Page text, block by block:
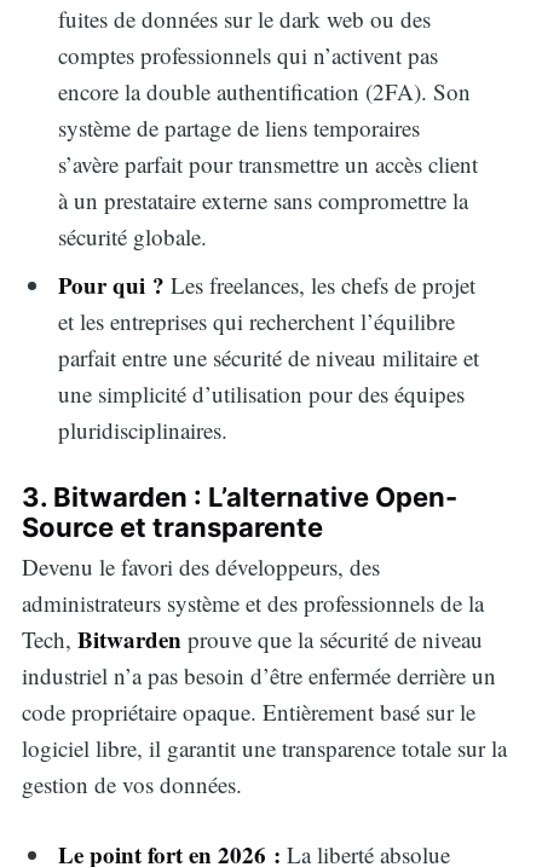
fuites de données sur le dark web ou des
comptes professionnels qui n’activent pas
encore la double authentification (2FA). Son
système de partage de liens temporaires
s’avère parfait pour transmettre un accès client
à un prestataire externe sans compromettre la
sécurité globale.
Pour qui ? Les freelances, les chefs de projet
et les entreprises qui recherchent l’équilibre
parfait entre une sécurité de niveau militaire et
une simplicité d’utilisation pour des équipes
pluridisciplinaires.
3. Bitwarden : L’alternative Open-
Source et transparente
Devenu le favori des développeurs, des
administrateurs système et des professionnels de la
Tech, Bitwarden prouve que la sécurité de niveau
industriel n’a pas besoin d’être enfermée derrière un
code propriétaire opaque. Entièrement basé sur le
logiciel libre, il garantit une transparence totale sur la
gestion de vos données.
Le point fort en 2026 : La liberté absolue